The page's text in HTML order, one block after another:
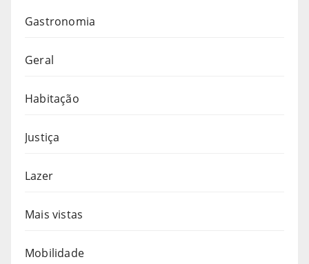
Gastronomia
Geral
Habitação
Justiça
Lazer
Mais vistas
Mobilidade